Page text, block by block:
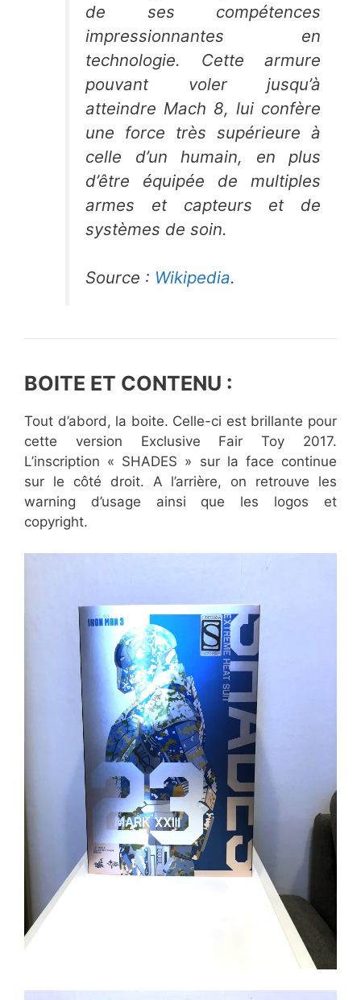
de ses compétences
impressionnantes en
technologie. Cette armure
pouvant voler jusqu’à
atteindre Mach 8, lui confère
une force très supérieure à
celle d’un humain, en plus
d’être équipée de multiples
armes et capteurs et de
systèmes de soin.
Source : Wikipedia.
BOITE ET CONTENU :
Tout d’abord, la boite. Celle-ci est brillante pour
cette version Exclusive Fair Toy 2017.
L’inscription « SHADES » sur la face continue
sur le côté droit. A l’arrière, on retrouve les
warning d’usage ainsi que les logos et
copyright.